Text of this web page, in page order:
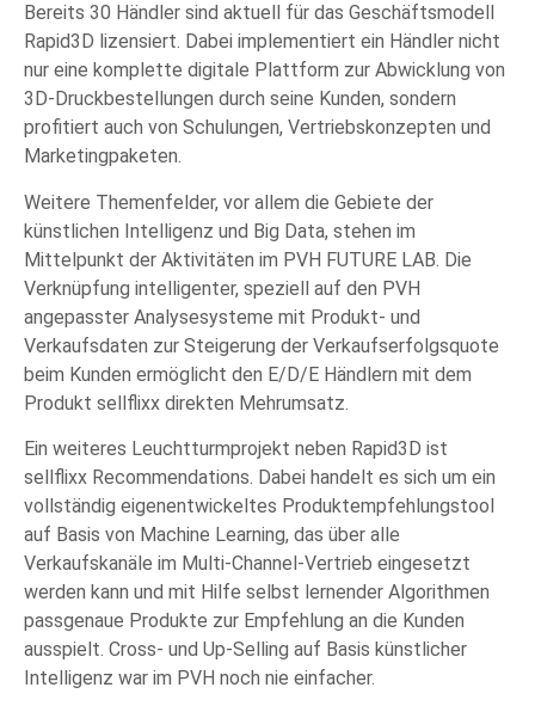
Bereits 30 Händler sind aktuell für das Geschäftsmodell
Rapid3D lizensiert. Dabei implementiert ein Händler nicht
nur eine komplette digitale Plattform zur Abwicklung von
3D-Druckbestellungen durch seine Kunden, sondern
profitiert auch von Schulungen, Vertriebskonzepten und
Marketingpaketen.
Weitere Themenfelder, vor allem die Gebiete der
künstlichen Intelligenz und Big Data, stehen im
Mittelpunkt der Aktivitäten im PVH FUTURE LAB. Die
Verknüpfung intelligenter, speziell auf den PVH
angepasster Analysesysteme mit Produkt- und
Verkaufsdaten zur Steigerung der Verkaufserfolgsquote
beim Kunden ermöglicht den E/D/E Händlern mit dem
Produkt sellflixx direkten Mehrumsatz.
Ein weiteres Leuchtturmprojekt neben Rapid3D ist
sellflixx Recommendations. Dabei handelt es sich um ein
vollständig eigenentwickeltes Produktempfehlungstool
auf Basis von Machine Learning, das über alle
Verkaufskanäle im Multi-Channel-Vertrieb eingesetzt
werden kann und mit Hilfe selbst lernender Algorithmen
passgenaue Produkte zur Empfehlung an die Kunden
ausspielt. Cross- und Up-Selling auf Basis künstlicher
Intelligenz war im PVH noch nie einfacher.